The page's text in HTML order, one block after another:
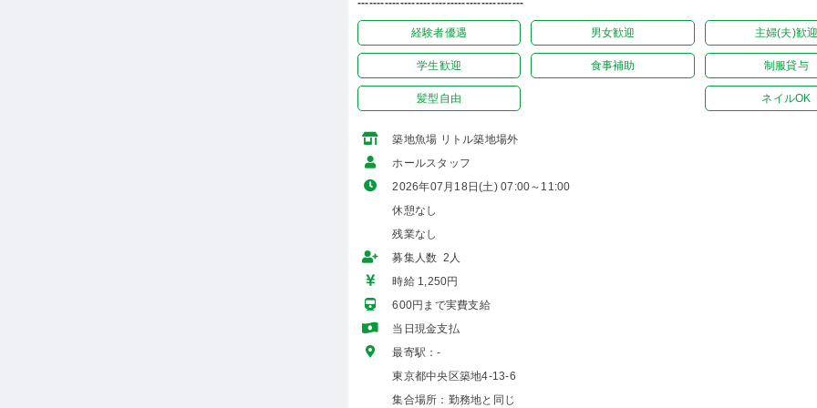
-------------------------------------------
経験者優遇 男女歓迎 主婦(夫)歓
学生歓迎 食事補助 制服貸与
髪型自由 ネイルOK
築地魚場 リトル築地場外
ホールスタッフ
2026年07月18日(土) 07:00～11:00
休憩なし
残業なし
募集人数 2人
時給 1,250円
600円まで実費支給
当日現金支払
最寄駅：-
東京都中央区築地4-13-6
集合場所：勤務地と同じ